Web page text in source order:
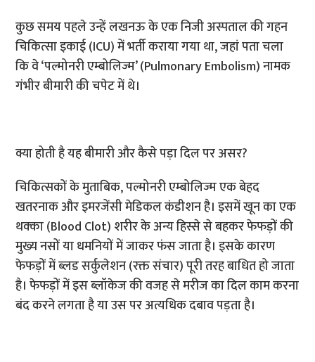
कुछ समय पहले उन्हें लखनऊ के एक निजी अस्पताल की गहन
चिकित्सा इकाई (ICU) में भर्ती कराया गया था, जहां पता चला
कि वे ‘पल्मोनरी एम्बोलिज्म’ (Pulmonary Embolism) नामक
गंभीर बीमारी की चपेट में थे।
क्या होती है यह बीमारी और कैसे पड़ा दिल पर असर?
चिकित्सकों के मुताबिक, पल्मोनरी एम्बोलिज्म एक बेहद
खतरनाक और इमरजेंसी मेडिकल कंडीशन है। इसमें खून का एक
थक्का (Blood Clot) शरीर के अन्य हिस्से से बहकर फेफड़ों की
मुख्य नसों या धमनियों में जाकर फंस जाता है। इसके कारण
फेफड़ों में ब्लड सर्कुलेशन (रक्त संचार) पूरी तरह बाधित हो जाता
है। फेफड़ों में इस ब्लॉकेज की वजह से मरीज का दिल काम करना
बंद करने लगता है या उस पर अत्यधिक दबाव पड़ता है।